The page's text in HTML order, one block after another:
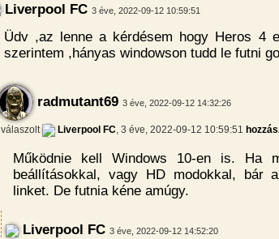
Liverpool FC 3 éve, 2022-09-12 10:59:51
Üdv ,az lenne a kérdésem hogy Heros 4
szerintem ,hányas windowson tudd le futni
radmutant69 3 éve, 2022-09-12 14:32:26
válaszolt Liverpool FC, 3 éve, 2022-09-12 10:59:51
Működnie kell Windows 10-en is. Ha
beállításokkal, vagy HD modokkal, bár
linket. De futnia kéne amúgy.
Liverpool FC 3 éve, 2022-09-12 14:52:20